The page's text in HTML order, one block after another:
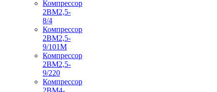
Компрессор
2ВМ2,5-
8/4
Компрессор
2ВМ2,5-
9/101М
Компрессор
2ВМ2,5-
9/220
Компрессор
2ВМ4-